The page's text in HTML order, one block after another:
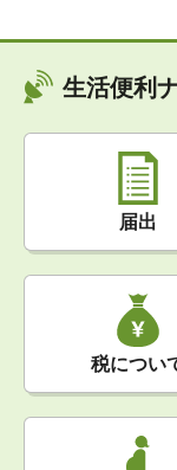
生活便利
届出
税につい